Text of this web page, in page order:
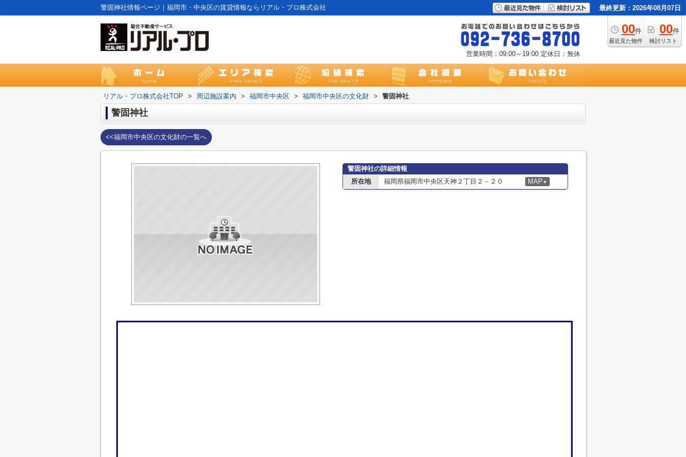
警固神社情報ページ｜福岡市・中央区の賃貸情報ならリアル・プロ株式会社 最終更新：2026年08月07日
00件
最近見た物件
00件
検討リスト
営業時間：09:00～19:00 定休日：無休
リアル・プロ株式会社TOP > 周辺施設案内 > 福岡市中央区 > 福岡市中央区の文化財 > 警固神社
警固神社
<<福岡市中央区の文化財の一覧へ
警固神社の詳細情報
所在地
福岡県福岡市中央区天神２丁目２－２０ MAP ▼